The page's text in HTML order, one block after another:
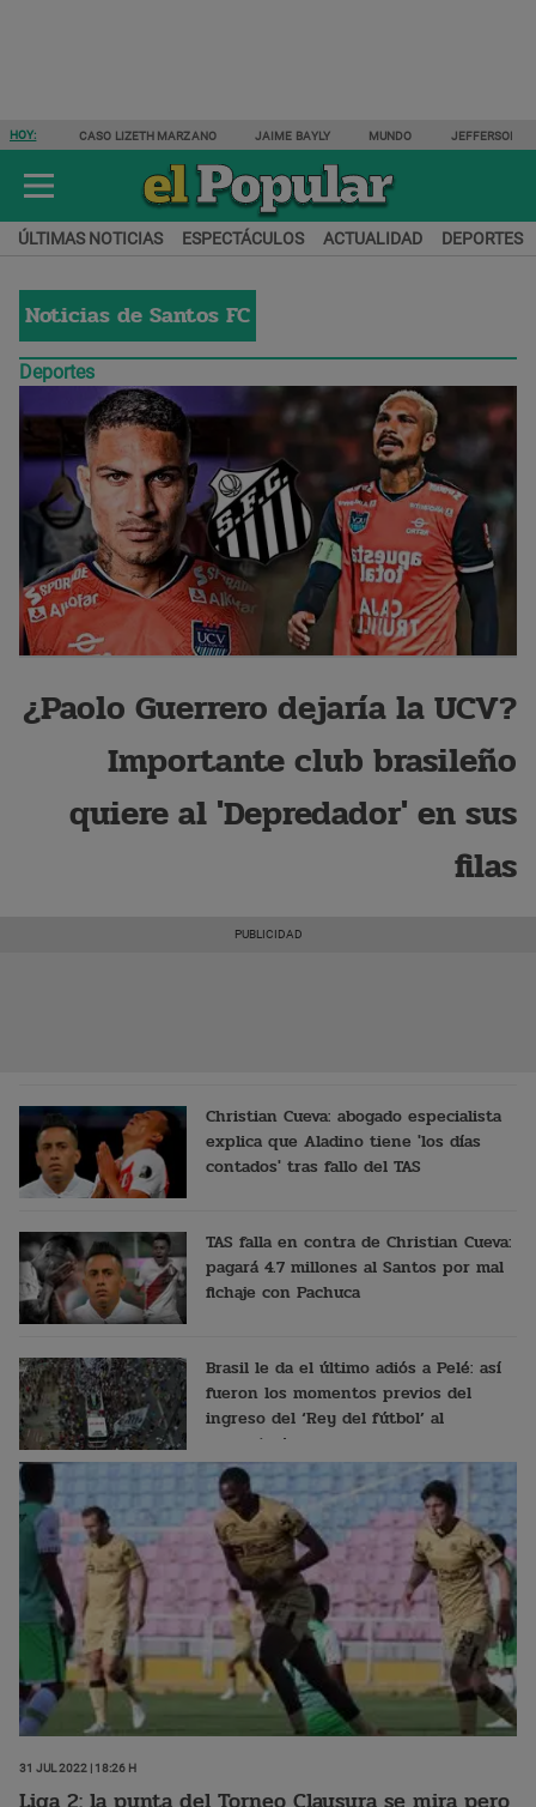
HOY: CASO LIZETH MARZANO JAIME BAYLY MUNDO JEFFERSON
ÚLTIMAS NOTICIAS ESPECTÁCULOS ACTUALIDAD DEPORTES
Noticias de Santos FC
Deportes
¿Paolo Guerrero dejaría la UCV?
Importante club brasileño
quiere al 'Depredador' en sus
filas
Christian Cueva: abogado especialista
explica que Aladino tiene 'los días
contados' tras fallo del TAS
TAS falla en contra de Christian Cueva:
pagará 4.7 millones al Santos por mal
fichaje con Pachuca
Brasil le da el último adiós a Pelé: así
fueron los momentos previos del
ingreso del ‘Rey del fútbol’ al
cementerio
31 Jul 2022 | 18:26 h